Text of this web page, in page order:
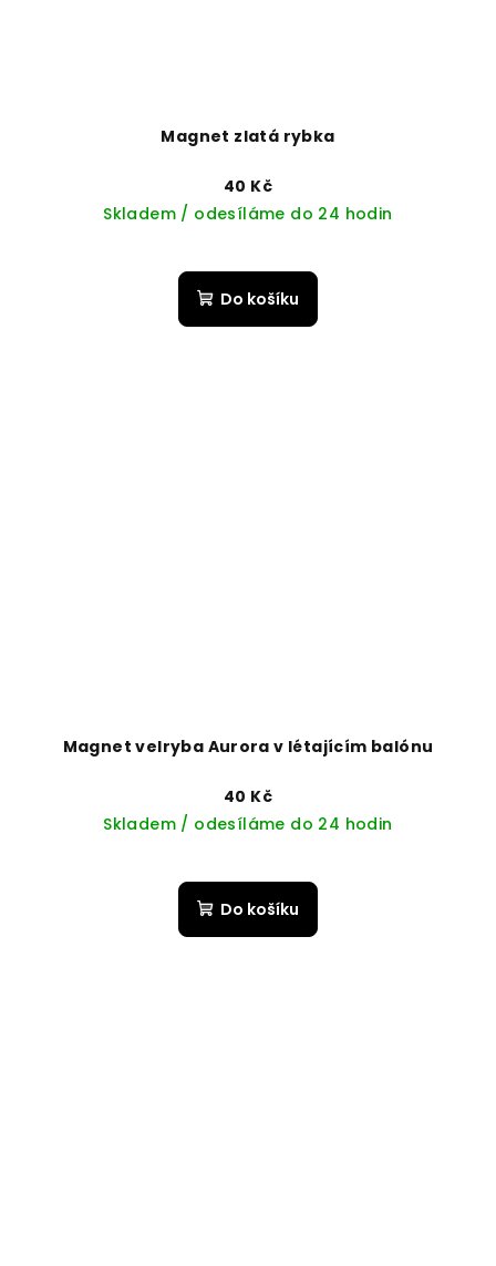
Magnet zlatá rybka
40 Kč
Skladem / odesíláme do 24 hodin
Do košíku
Magnet velryba Aurora v létajícím balónu
40 Kč
Skladem / odesíláme do 24 hodin
Do košíku